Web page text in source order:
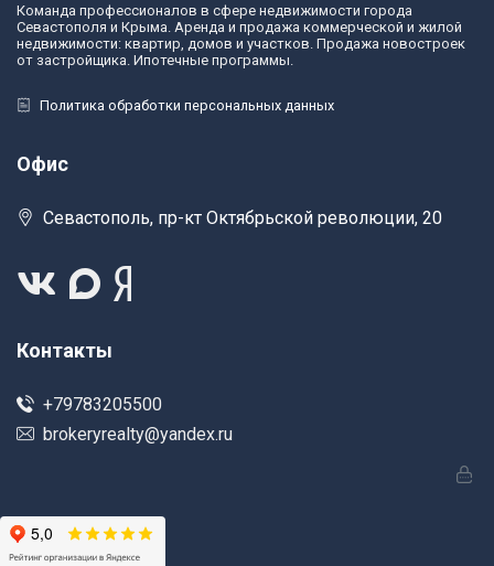
Команда профессионалов в сфере недвижимости города
Севастополя и Крыма. Аренда и продажа коммерческой и жилой
недвижимости: квартир, домов и участков. Продажа новостроек
от застройщика. Ипотечные программы.
Политика обработки персональных данных
Офис
Севастополь, пр-кт Октябрьской революции, 20
Контакты
+79783205500
brokeryrealty@yandex.ru